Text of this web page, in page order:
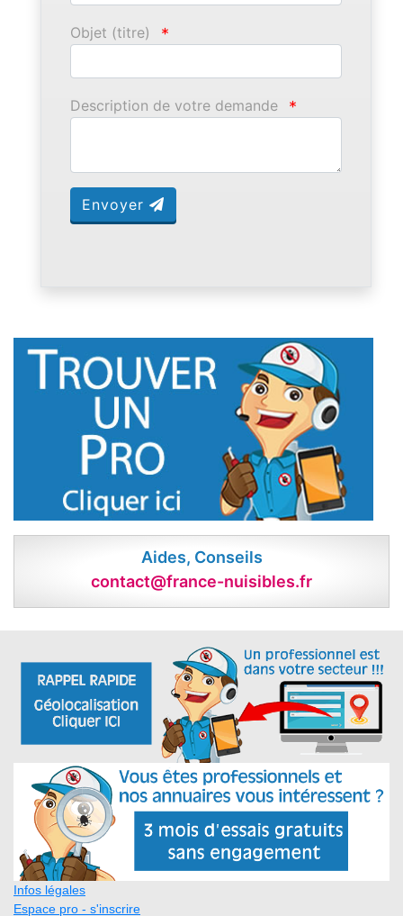
Objet (titre) *
Description de votre demande *
Envoyer
Aides, Conseils
contact@france-nuisibles.fr
Infos légales
Espace pro - s'inscrire